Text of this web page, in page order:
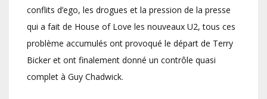
conflits d’ego, les drogues et la pression de la presse
qui a fait de House of Love les nouveaux U2, tous ces
problème accumulés ont provoqué le départ de Terry
Bicker et ont finalement donné un contrôle quasi
complet à Guy Chadwick.